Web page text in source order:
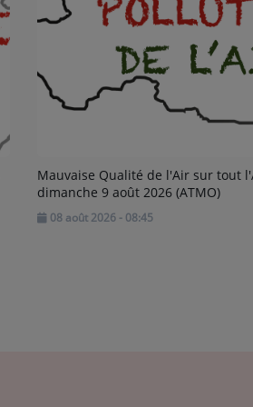
Mauvaise Qualité de l'Air sur tout
dimanche 9 août 2026 (ATMO)
08 août 2026 - 08:45